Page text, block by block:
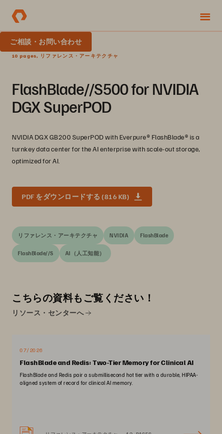
ご相談・お問い合わせ
10 pages, リファレンス・アーキテクチャ
FlashBlade//S500 for NVIDIA
DGX SuperPOD
NVIDIA DGX GB200 SuperPOD with Everpure®️ FlashBlade®️ is a
turnkey data center for the AI enterprise with scale-out storage,
optimized for AI.
PDF をダウンロードする (816 KB)
リファレンス・アーキテクチャ NVIDIA FlashBlade
FlashBlade//S AI（人工知能）
こちらの資料もご覧ください！
リソース・センターへ
07/2026
FlashBlade and Redis: Two-Tier Memory for Clinical AI
FlashBlade and Redis pair a submillisecond hot tier with a durable, HIPAA-
aligned system of record for clinical AI memory.